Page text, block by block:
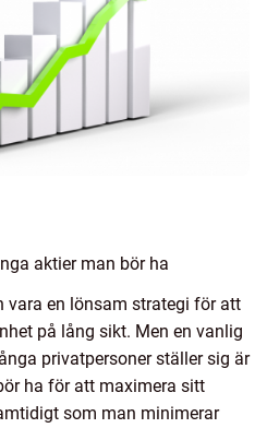
aktier man bör ha
vara en lönsam strategi för att
på lång sikt. Men en vanlig
privatpersoner ställer sig är
ha för att maximera sitt
som man minimerar